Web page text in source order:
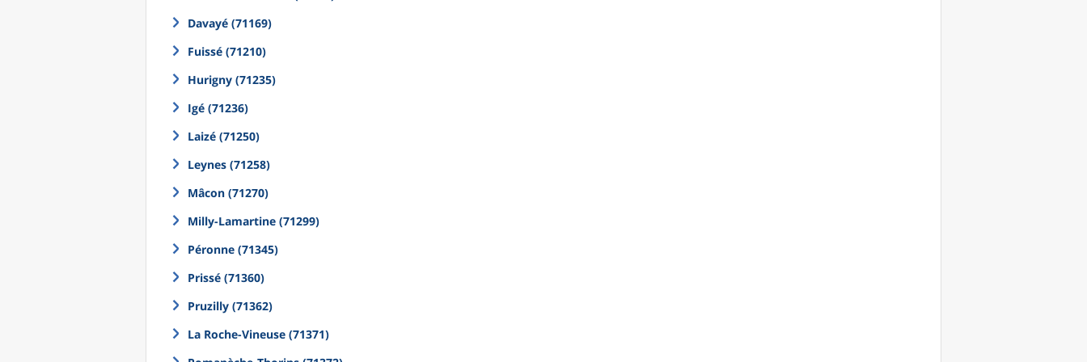
Davayé (71169)
Fuissé (71210)
Hurigny (71235)
Igé (71236)
Laizé (71250)
Leynes (71258)
Mâcon (71270)
Milly-Lamartine (71299)
Péronne (71345)
Prissé (71360)
Pruzilly (71362)
La Roche-Vineuse (71371)